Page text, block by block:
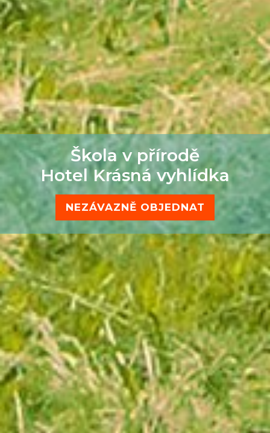
Škola v přírodě
Hotel Krásná vyhlídka
NEZÁVAZNĚ OBJEDNAT